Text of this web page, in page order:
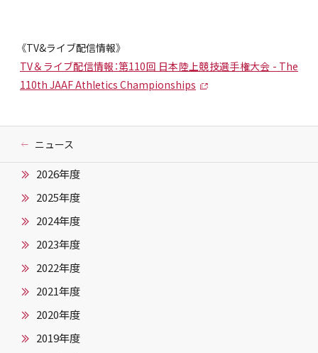
《TV&ライブ配信情報》
TV＆ライブ配信情報：第110回 日本陸上競技選手権大会 - The
110th JAAF Athletics Championships
ニュース
2026年度
2025年度
2024年度
2023年度
2022年度
2021年度
2020年度
2019年度